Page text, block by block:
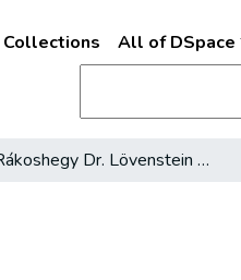
Collections All of DSpace
Rákoshegy Dr. Lövenstein villa